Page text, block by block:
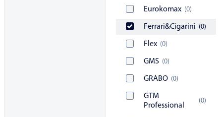
Eurokomax (0)
Ferrari&Cigarini (0)
Flex (0)
GMS (0)
GRABO (0)
GTM
Professional
(0)